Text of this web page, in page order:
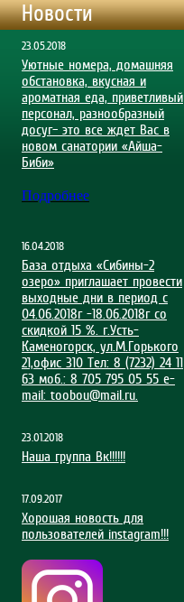
Новости
23.05.2018
Уютные номера, домашняя
обстановка, вкусная и
ароматная еда, приветливый
персонал, разнообразный
досуг– это все ждет Вас в
новом санатории «Айша-
Биби»
Подробнее
16.04.2018
База отдыха «Сибины-2
озеро» приглашает провести
выходные дни в период с
04.06.2018г -18.06.2018г со
скидкой 15 %. г.Усть-
Каменогорск, ул.М.Горького
21,офис 310 Тел: 8 (7232) 24 11
63 моб.: 8 705 795 05 55 e-
mail: toobou@mail.ru.
23.01.2018
Наша группа Вк!!!!!!
17.09.2017
Хорошая новость для
пользователей instagram!!!